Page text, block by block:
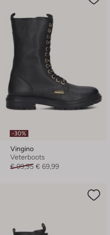
-30%
Vingino
Veterboots
€ 99,95 € 69,99